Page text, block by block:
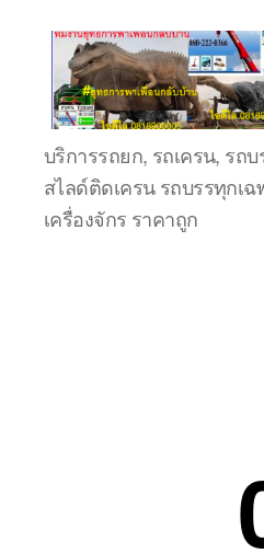
ชลบุรี
รถ
เครน
ยก
ของ
บริการรถยก, รถเครน, รถ
สไลด์ติดเครน รถบรรทุกเฉ
เครื่องจักร ราคาถูก